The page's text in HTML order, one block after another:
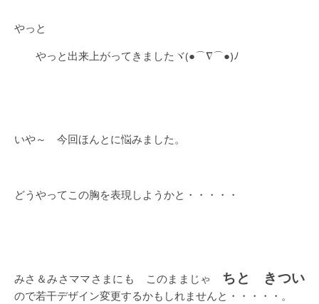
やっと
やっと出来上がってきましたヾ(●⌒∇⌒●)ﾉ
いや～ 今回ほんとに悩みました。
どうやってこの胸を表現しようかと・・・・・
みさ＆みさママさまにも このままじゃ ちと きつい
ので若干デザイン変更するかもしれませんと・・・・・。